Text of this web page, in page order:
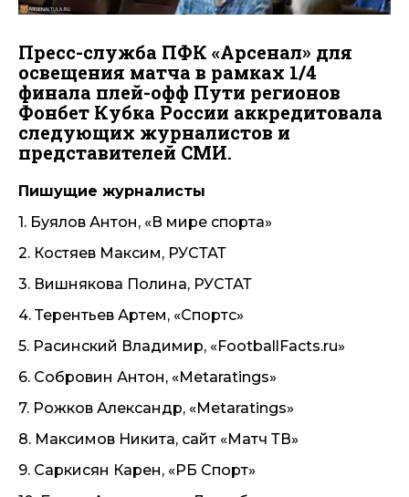
Пресс-служба ПФК «Арсенал» для
освещения матча в рамках 1/4
финала плей-офф Пути регионов
Фонбет Кубка России аккредитовала
следующих журналистов и
представителей СМИ.
Пишущие журналисты
1. Буялов Антон, «В мире спорта»
2. Костяев Максим, РУСТАТ
3. Вишнякова Полина, РУСТАТ
4. Терентьев Артем, «Спортс»
5. Расинский Владимир, «FootballFacts.ru»
6. Собровин Антон, «Metaratings»
7. Рожков Александр, «Metaratings»
8. Максимов Никита, сайт «Матч ТВ»
9. Саркисян Карен, «РБ Спорт»